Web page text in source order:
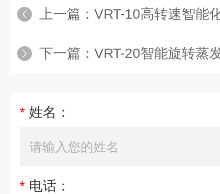
上一篇： VRT-10高转速智能
下一篇： VRT-20智能旋转蒸
* 姓名：
* 电话：